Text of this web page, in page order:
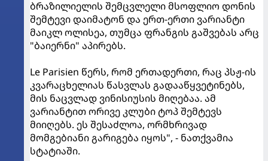
ბრაზილიელის შემცვლელი მსოფლიო დონის
შემტევი დაიმატონ და ერთ-ერთი ვარიანტი
მაიკლ ოლისეა, თუმცა ფრანგის გაშვებას არც
"ბაიერნი" აპირებს.
Le Parisien წერს, რომ ერთადერთი, რაც პსჟ-ის
კვარაცხელიას წასვლას გადააწყვეტინებს,
მის ნაცვლად ვინისიუსის მიღებაა. ამ
ვარიანტით ორივე კლუბი ტოპ შემტევს
მიიღებს. ეს შესაძლოა, ორმხრივად
მომგებიანი გარიგება იყოს", - ნათქვამია
სტატიაში.